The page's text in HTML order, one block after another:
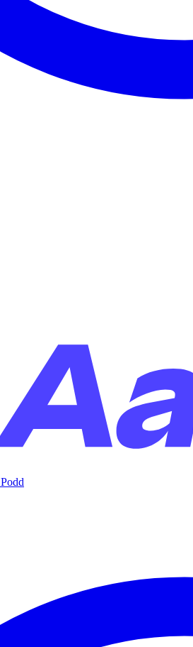
Podd